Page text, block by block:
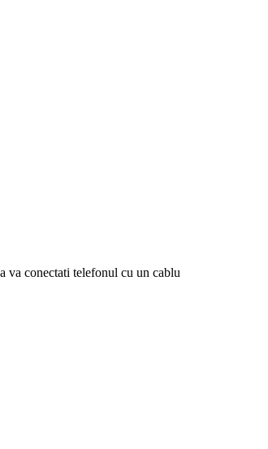
va conectati telefonul cu un cablu